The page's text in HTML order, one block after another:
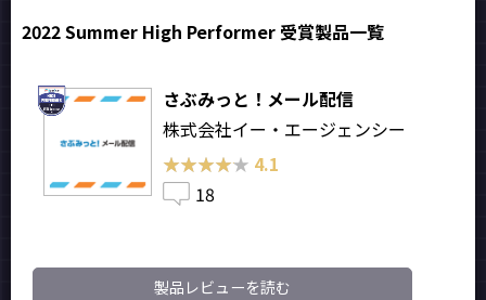
2022 Summer High Performer 受賞製品一覧
さぶみっと！メール配信
株式会社イー・エージェンシー
★★★★★
★★★★★ 4.1
18
製品レビューを読む